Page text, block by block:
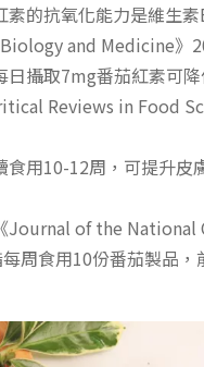
素的抗氧化能力是維生
and Medicine》
日攝取7mg番茄紅素可
Reviews in Food
食用10-12周，可提升皮
《Journal of the National
周食用10份番茄製品，